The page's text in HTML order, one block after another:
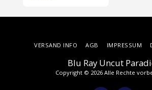
Blu Ray Uncut
Copyright © 2026 Alle Rechte
VERSAND INFO AGB IMPRESSUM